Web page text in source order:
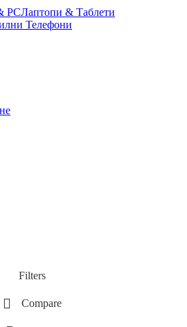
Лаптопи & Таблети
Телефони
Filters
Compare